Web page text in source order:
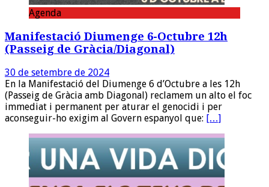
Agenda
Manifestació Diumenge 6-Octubre 12h
(Passeig de Gràcia/Diagonal)
30 de setembre de 2024
En la Manifestació del Diumenge 6 d’Octubre a les 12h
(Passeig de Gràcia amb Diagonal) reclamem un alto el foc
immediat i permanent per aturar el genocidi i per
aconseguir-ho exigim al Govern espanyol que: […]